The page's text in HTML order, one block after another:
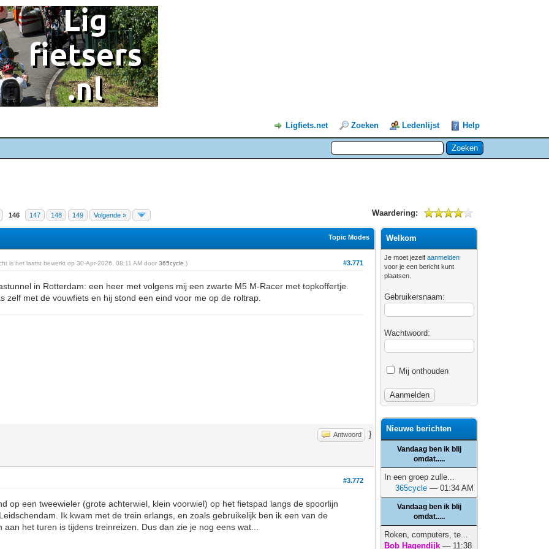
Ligfiets.net Zoeken Ledenlijst Help
146 147 148 149 Volgende » Waardering:
Topic Modes
#3.771
is het laatst bewerkt op 30-Apr-2026, 08:11 AM door365cycle .)
in Rotterdam: een heer met volgens mij een zwarte M5 M-Racer met topkoffertje.
zelf met de vouwfiets en hij stond een eind voor me op de roltrap.
Antwoord }
#3.772
op een tweewieler (grote achterwiel, klein voorwiel) op het fietspad langs de spoorlijn
Ik kwam met de trein erlangs, en zoals gebruikelijk ben ik een van de
het turen is tijdens treinreizen. Dus dan zie je nog eens wat...
Welkom
Je moet jezelfaanmelden
voor je een bericht kunt
plaatsen.
Gebruikersnaam:
Wachtwoord:
Mij onthouden
Nieuwe berichten
Vandaag ben ik blij
omdat.....
In een groep zulle...
365cycle — 01:34 AM
Vandaag ben ik blij
omdat.....
Roken, computers, te...
Bob Hagendijk — 11:38